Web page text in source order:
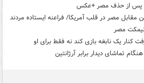
پس از حذف مصر +عکس
مقابل مصر در قلب آمریکا/ فراعنه ایستاده مردند
مصر
کنار یک نابغه بازی کند نه فقط برای او
تماشای دیدار برابر آرژانتین